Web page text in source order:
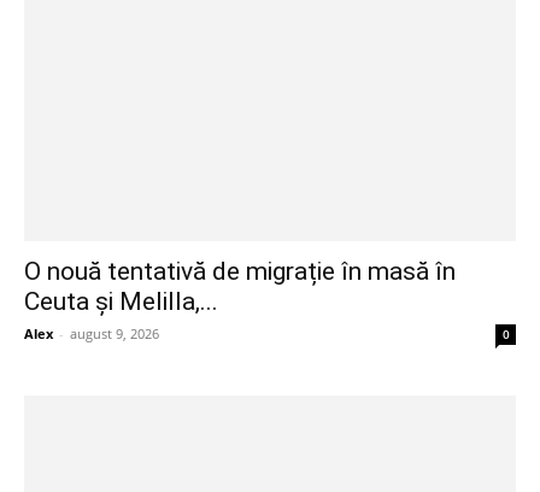
O nouă tentativă de migrație în masă în
Ceuta și Melilla,...
Alex - august 9, 2026 0